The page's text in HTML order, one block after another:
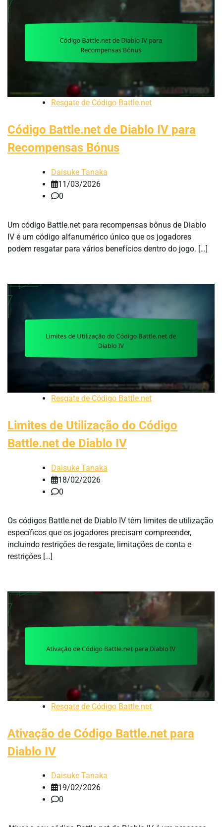
Resgate de Código Battle.net
Código Battle.net de Diablo IV para
Recompensas Bónus
Daisuke Tanaka
11/03/2026
0
Um código Battle.net para recompensas bônus de Diablo
IV é um código alfanumérico único que os jogadores
podem resgatar para vários benefícios dentro do jogo. […]
Resgate de Código Battle.net
Limites de Utilização do Código
Battle.net de Diablo IV
Daisuke Tanaka
18/02/2026
0
Os códigos Battle.net de Diablo IV têm limites de utilização
específicos que os jogadores precisam compreender,
incluindo restrições de resgate, limitações de conta e
restrições […]
Resgate de Código Battle.net
Ativação de Código Battle.net para
Diablo IV
Daisuke Tanaka
19/02/2026
0